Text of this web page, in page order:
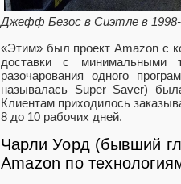
Джефф Безос в Сиэтле в
«Этим» был проект Amazon с
доставки с минимальными
разочарования одного
называлась Super Saver)
Клиентам приходилось
8 до 10 рабочих дней.
Чарли Уорд (бывший
Amazon по